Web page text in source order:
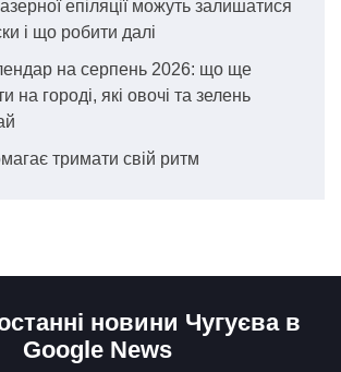
епіляції можуть залишатися
і що робити далі
на серпень 2026: що ще
на городі, які овочі та зелень
тримати свій ритм
новини Чугуєва в
Google News